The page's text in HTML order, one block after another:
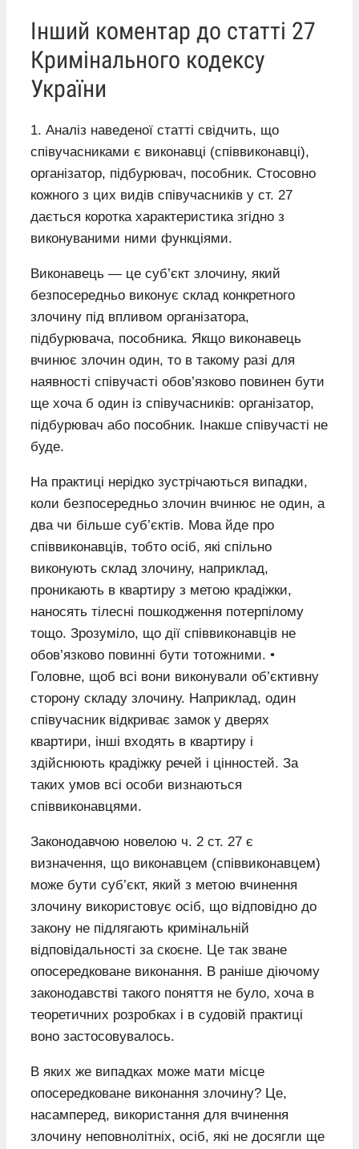
Інший коментар до статті 27
Кримінального кодексу
України
1. Аналіз наведеної статті свідчить, що
співучасниками є виконавці (співвиконавці),
організатор, підбурювач, пособник. Стосовно
кожного з цих видів співучасників у ст. 27
дається коротка характеристика згідно з
виконуваними ними функціями.
Виконавець — це суб’єкт злочину, який
безпосередньо виконує склад конкретного
злочину під впливом організатора,
підбурювача, пособника. Якщо виконавець
вчинює злочин один, то в такому разі для
наявності співучасті обов’язково повинен бути
ще хоча б один із співучасників: організатор,
підбурювач або пособник. Інакше співучасті не
буде.
На практиці нерідко зустрічаються випадки,
коли безпосередньо злочин вчинює не один, а
два чи більше суб’єктів. Мова йде про
співвиконавців, тобто осіб, які спільно
виконують склад злочину, наприклад,
проникають в квартиру з метою крадіжки,
наносять тілесні пошкодження потерпілому
тощо. Зрозуміло, що дії співвиконавців не
обов’язково повинні бути тотожними. •
Головне, щоб всі вони виконували об’єктивну
сторону складу злочину. Наприклад, один
співучасник відкриває замок у дверях
квартири, інші входять в квартиру і
здійснюють крадіжку речей і цінностей. За
таких умов всі особи визнаються
співвиконавцями.
Законодавчою новелою ч. 2 ст. 27 є
визначення, що виконавцем (співвиконавцем)
може бути суб’єкт, який з метою вчинення
злочину використовує осіб, що відповідно до
закону не підлягають кримінальній
відповідальності за скоєне. Це так зване
опосередковане виконання. В раніше діючому
законодавстві такого поняття не було, хоча в
теоретичних розробках і в судовій практиці
воно застосовувалось.
В яких же випадках може мати місце
опосередковане виконання злочину? Це,
насамперед, використання для вчинення
злочину неповнолітніх, осіб, які не досягли ще